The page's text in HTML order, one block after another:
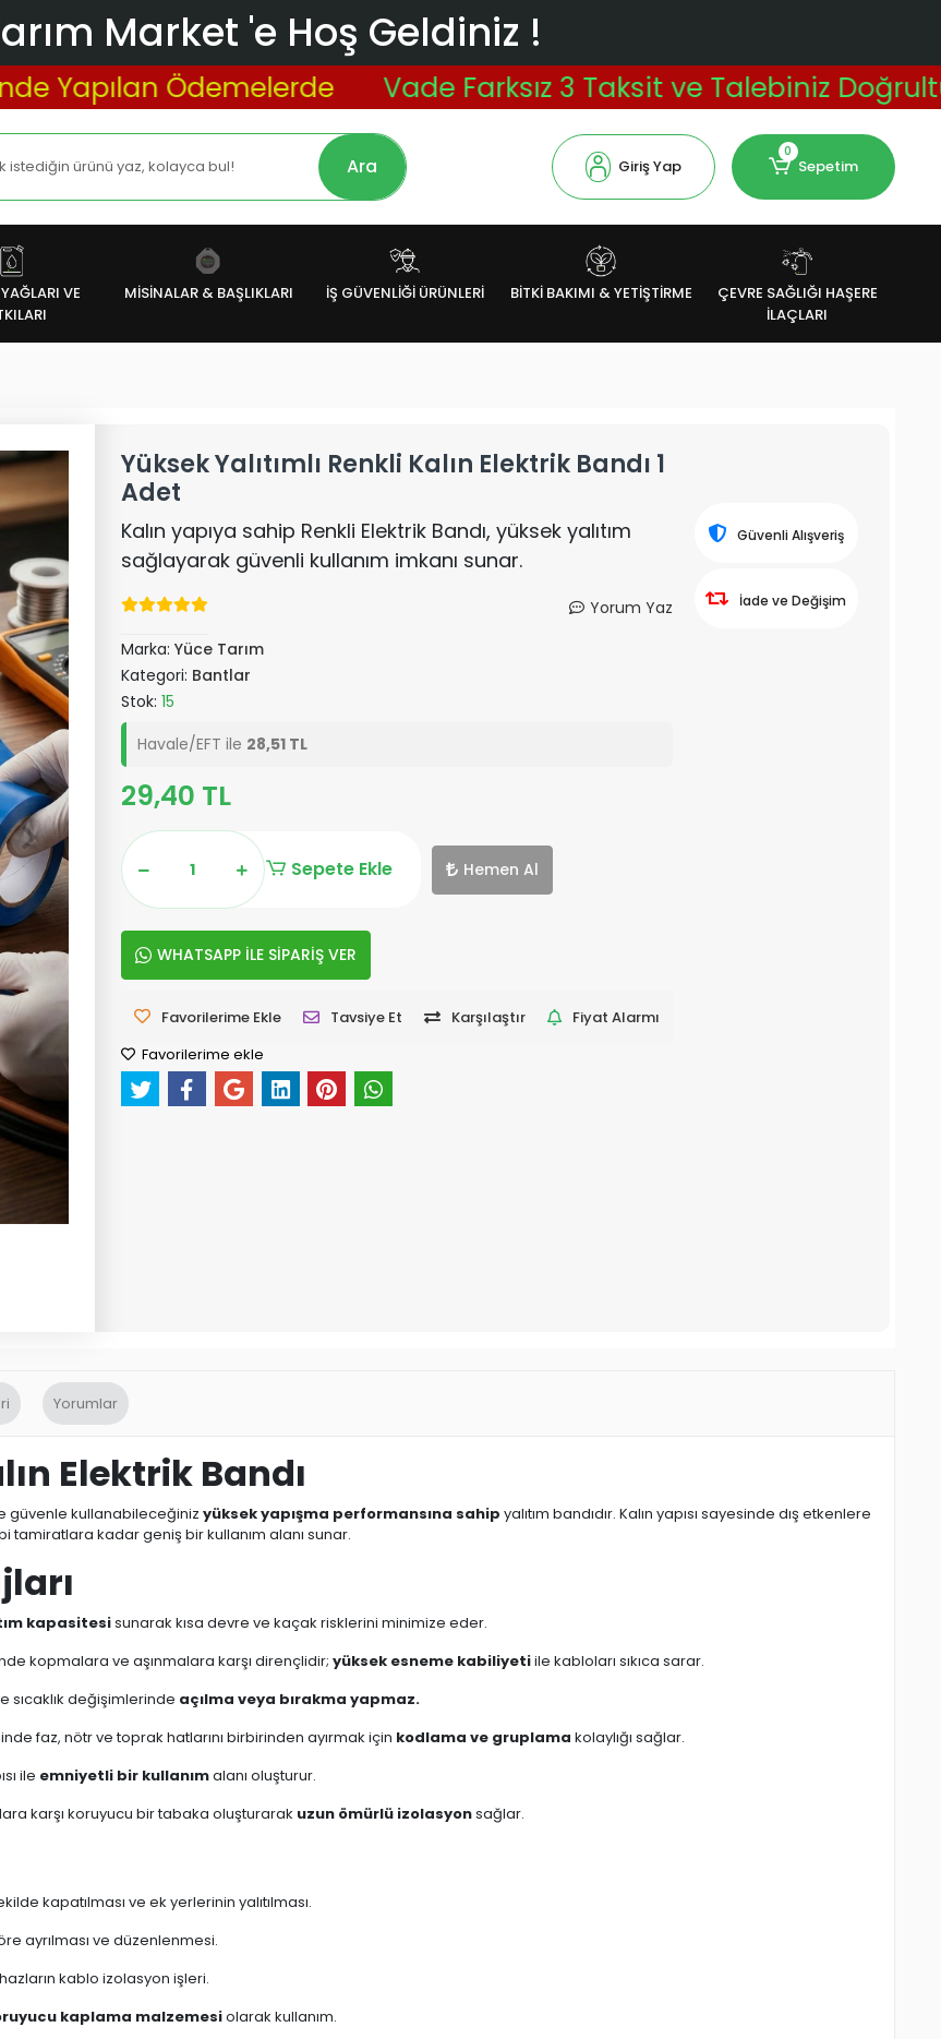
Market 'e Hoş Geldiniz !
Ödemelerde Vade Farksız 3 Taksit ve Talebiniz
Ara Giriş Yap
0
Sepetim
VE
MİSİNALAR & BAŞLIKLARI İŞ GÜVENLİĞİ ÜRÜNLERİ BİTKİ BAKIMI & YETİŞTİRME
ÇEVRE SAĞLIĞI HAŞERE
İLAÇLARI
Yüksek Yalıtımlı Renkli Kalın Elektrik Bandı 1
Adet
Kalın yapıya sahip Renkli Elektrik Bandı, yüksek yalıtım
sağlayarak güvenli kullanım imkanı sunar.
Yorum Yaz
Marka: Yüce Tarım
Kategori: Bantlar
Stok: 15
Havale/EFT ile 28,51 TL
29,40 TL
Sepete Ekle Hemen Al
WHATSAPP İLE SİPARİŞ VER
Favorilerime Ekle Tavsiye Et Karşılaştır
Fiyat Alarmı
Favorilerime ekle
Güvenli Alışveriş
İade ve Değişim
Yorumlar
Elektrik Bandı
güvenle kullanabileceğiniz yüksek yapışma performansına sahip yalıtım bandıdır. Kalın yapısı sayesinde dış etkenlere
kadar geniş bir kullanım alanı sunar.
kapasitesisunarak kısa devre ve kaçak risklerini minimize eder.
kopmalara ve aşınmalara karşı dirençlidir; yüksek esneme kabiliyetiile kabloları sıkıca sarar.
sıcaklık değişimlerinde açılma veya bırakma yapmaz.
faz, nötr ve toprak hatlarını birbirinden ayırmak için kodlama ve gruplama kolaylığı sağlar.
ile emniyetli bir kullanımalanı oluşturur.
karşı koruyucu bir tabaka oluşturarak uzun ömürlü izolasyonsağlar.
kapatılması ve ek yerlerinin yalıtılması.
ayrılması ve düzenlenmesi.
kablo izolasyon işleri.
kaplama malzemesiolarak kullanım.